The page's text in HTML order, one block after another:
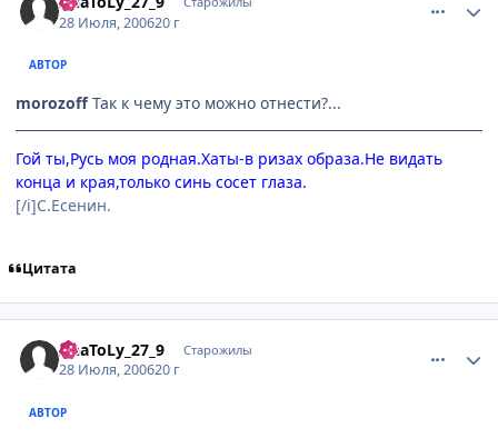
28 Июля, 200620 г
АВТОР
morozoffТак к чему это можно отнести?...
Гой ты,Русь моя родная.Хаты-в ризах образа.Не видать
конца и края,только синь сосет глаза.
[/i]С.Есенин.
Цитата
AnaToLy_27_9 Старожилы
28 Июля, 200620 г
АВТОР